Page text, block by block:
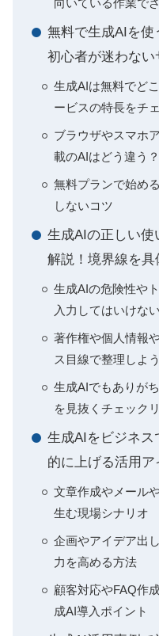
向いている作業で
無料で生成AIを使
初心者が迷わな
生成AIは無料でど
ービスの特長をチ
ブラウザやスマホ
載のAIはどう違う？
無料プランで始め
しないコツ
生成AIの正しい
解説！境界線を具
生成AIの危険性や
入力してはいけない
著作権や個人情報
ス目線で整理しよう
生成AIでもありが
を見抜くチェック
生成AIをビジネス
的に上げる活用ア
文章作成やメール
生む現場シナリオ
企画やアイデア出
力を高める方法
顧客対応やFAQ作
成AI導入ポイント